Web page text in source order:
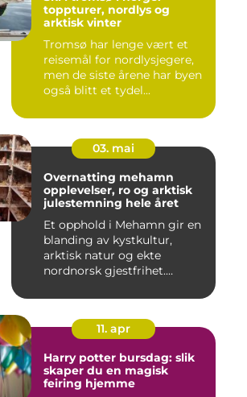
toppturer, nordlys og
arktisk vinter
Tromsø har lenge vært et
reisemål for nordlysjegere,
men de siste årene har byen
også blitt et tydel...
03. mai
Overnatting mehamn
opplevelser, ro og arktisk
julestemning hele året
Et opphold i Mehamn gir en
blanding av kystkultur,
arktisk natur og ekte
nordnorsk gjestfrihet.
11. apr
Harry potter bursdag: slik
skaper du en magisk
feiring hjemme